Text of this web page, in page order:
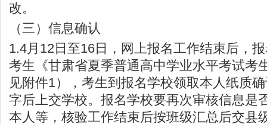
改。
（三）信息确认
1.4月12日至16日，网上报名工作结束后，
考生《甘肃省夏季普通高中学业水平考试考
见附件1），考生到报名学校领取本人纸质
字后上交学校。报名学校要再次审核信息是
本人等，核验工作结束后按班级汇总后交县